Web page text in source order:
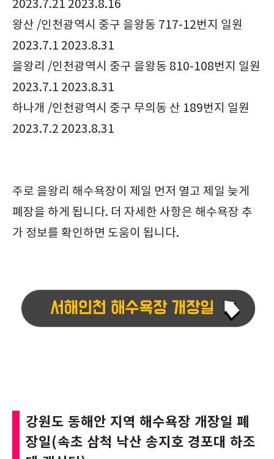
2023.7.21 2023.8.16
왕산 /인천광역시 중구 을왕동 717-12번지 일원
2023.7.1 2023.8.31
을왕리 /인천광역시 중구 을왕동 810-108번지 일원
2023.7.1 2023.8.31
하나개 /인천광역시 중구 무의동 산 189번지 일원
2023.7.2 2023.8.31
주로 을왕리 해수욕장이 제일 먼저 열고 제일 늦게
폐장을 하게 됩니다. 더 자세한 사항은 해수욕장 추
가 정보를 확인하면 도움이 됩니다.
강원도 동해안 지역 해수욕장 개장일 폐
장일(속초 삼척 낙산 송지호 경포대 하조